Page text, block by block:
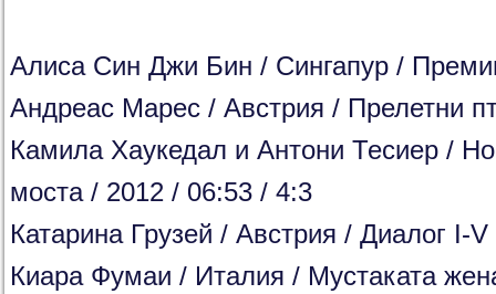
Алиса Син Джи Бин / Сингапур /
Андреас Mарес / Австрия / Прелетни
Камила Хаукедал и Антони Тесиер /
моста / 2012 / 06:53 / 4:3
Катарина Грузей / Австрия / Диалог I-
Киара Фумаи / Италия / Мустаката